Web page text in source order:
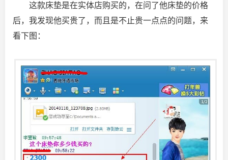
这款床垫是在实体店购买的，在问了他床垫的价格
后，我发现他买贵了，而且是不止贵一点点的问题，来
看下图：